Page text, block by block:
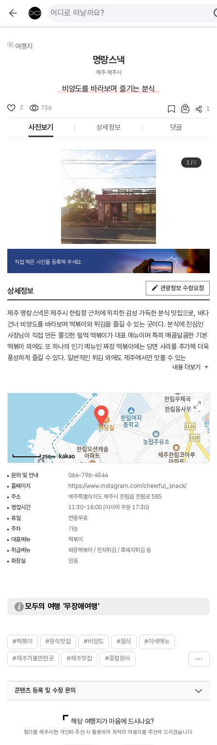
여행지
명랑스낵
제주 제주시
비양도를 바라보며 즐기는 분식
2 736 1
사진보기 상세정보 댓글
1/ 5
직접 찍은 사진을 등록해 주세요.
상세정보 관광정보 수정요청
제주 명랑스낵은 제주시 한림항 근처에 위치한 감성 가득한 분식 맛집으로, 바다
건너 비양도를 바라보며 떡볶이와 튀김을 즐길 수 있는 곳이다. 분식에 진심인
사장님이 직접 만든 쫄깃한 밀떡 떡볶이가 대표 메뉴이며 특히 매콤달콤한 기본
떡볶이 외에도 또 하나의 인기 메뉴인 짜장 떡볶이에는 당면 사리를 추가해 더욱
풍성하게 즐길 수 있다. 일반적인 튀김 외에도 제주에서만 맛볼 수 있는
한치튀김과 흑돼지튀김 같은 특색 있는 메뉴들이 준비되어 있어 많은 손님들이
들르기에도 좋으며, 바다를 배경으로 간편하게 포장해가는 손님들도 많다.
감성적인 분위기 속에서 간단하지만 정성 가득한 한 끼를 즐기기에 제격이다.
내용 더보기
250m
문의 및 안내
064-796-4544
홈페이지
https://www.instagram.com/cheerful_snack/
주소
제주특별자치도 제주시 한림읍 한림로 585
영업시간
11:30~18:00 (마지막 주문 17:30)
휴일
연중무휴
주차
가능
대표메뉴
떡볶이
취급메뉴
짜장떡볶이 / 한치튀김 / 흑돼지튀김 등
화장실
있음
모두의 여행 '무장애여행'
#떡볶이 #분식맛집 #비양도 #음식 #이색메뉴
#제주가볼만한곳 #제주맛집 #종합분식
콘텐츠 등록 및 수정 문의
해당 여행지가 마음에 드시나요?
평가를 해주시면 개인화 추천 시 활용하여 최적의 여행지를 추천해 드리겠습니다.